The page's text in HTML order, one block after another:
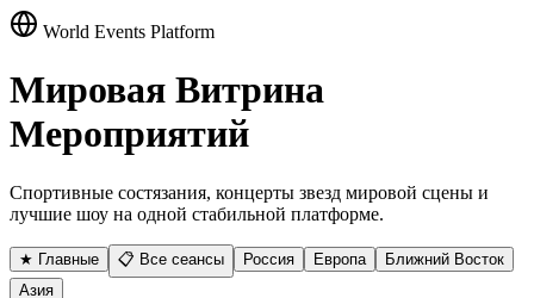
World Events Platform
Мировая Витрина
Мероприятий
Спортивные состязания, концерты звезд мировой сцены и
лучшие шоу на одной стабильной платформе.
★ Главные 📋 Все сеансы Россия Европа
Ближний Восток
Азия